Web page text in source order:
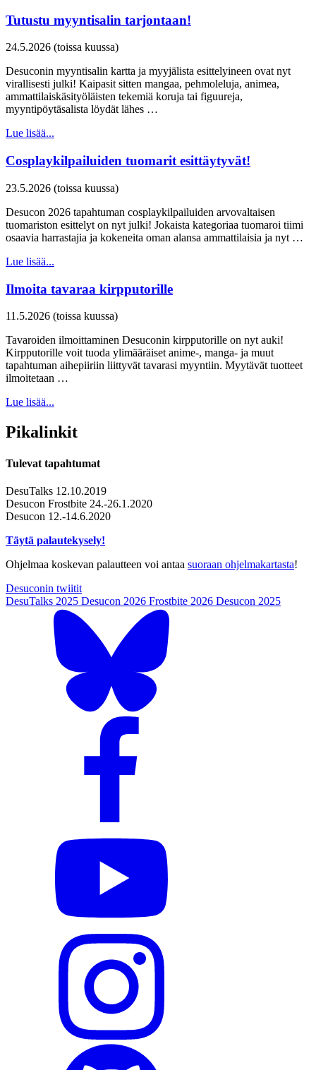
Tutustu myyntisalin tarjontaan!
24.5.2026 (toissa kuussa)
Desuconin myyntisalin kartta ja myyjälista esittelyineen ovat nyt
virallisesti julki! Kaipasit sitten mangaa, pehmoleluja, animea,
ammattilaiskäsityöläisten tekemiä koruja tai figuureja,
myyntipöytäsalista löydät lähes …
Lue lisää...
Cosplaykilpailuiden tuomarit esittäytyvät!
23.5.2026 (toissa kuussa)
Desucon 2026 tapahtuman cosplaykilpailuiden arvovaltaisen
tuomariston esittelyt on nyt julki! Jokaista kategoriaa tuomaroi tiimi
osaavia harrastajia ja kokeneita oman alansa ammattilaisia ja nyt …
Lue lisää...
Ilmoita tavaraa kirpputorille
11.5.2026 (toissa kuussa)
Tavaroiden ilmoittaminen Desuconin kirpputorille on nyt auki!
Kirpputorille voit tuoda ylimääräiset anime-, manga- ja muut
tapahtuman aihepiiriin liittyvät tavarasi myyntiin. Myytävät tuotteet
ilmoitetaan …
Lue lisää...
Pikalinkit
Tulevat tapahtumat
DesuTalks 12.10.2019
Desucon Frostbite 24.-26.1.2020
Desucon 12.-14.6.2020
Täytä palautekysely!
Ohjelmaa koskevan palautteen voi antaa suoraan ohjelmakartasta!
Desuconin twiitit
DesuTalks 2025 Desucon 2026 Frostbite 2026 Desucon 2025